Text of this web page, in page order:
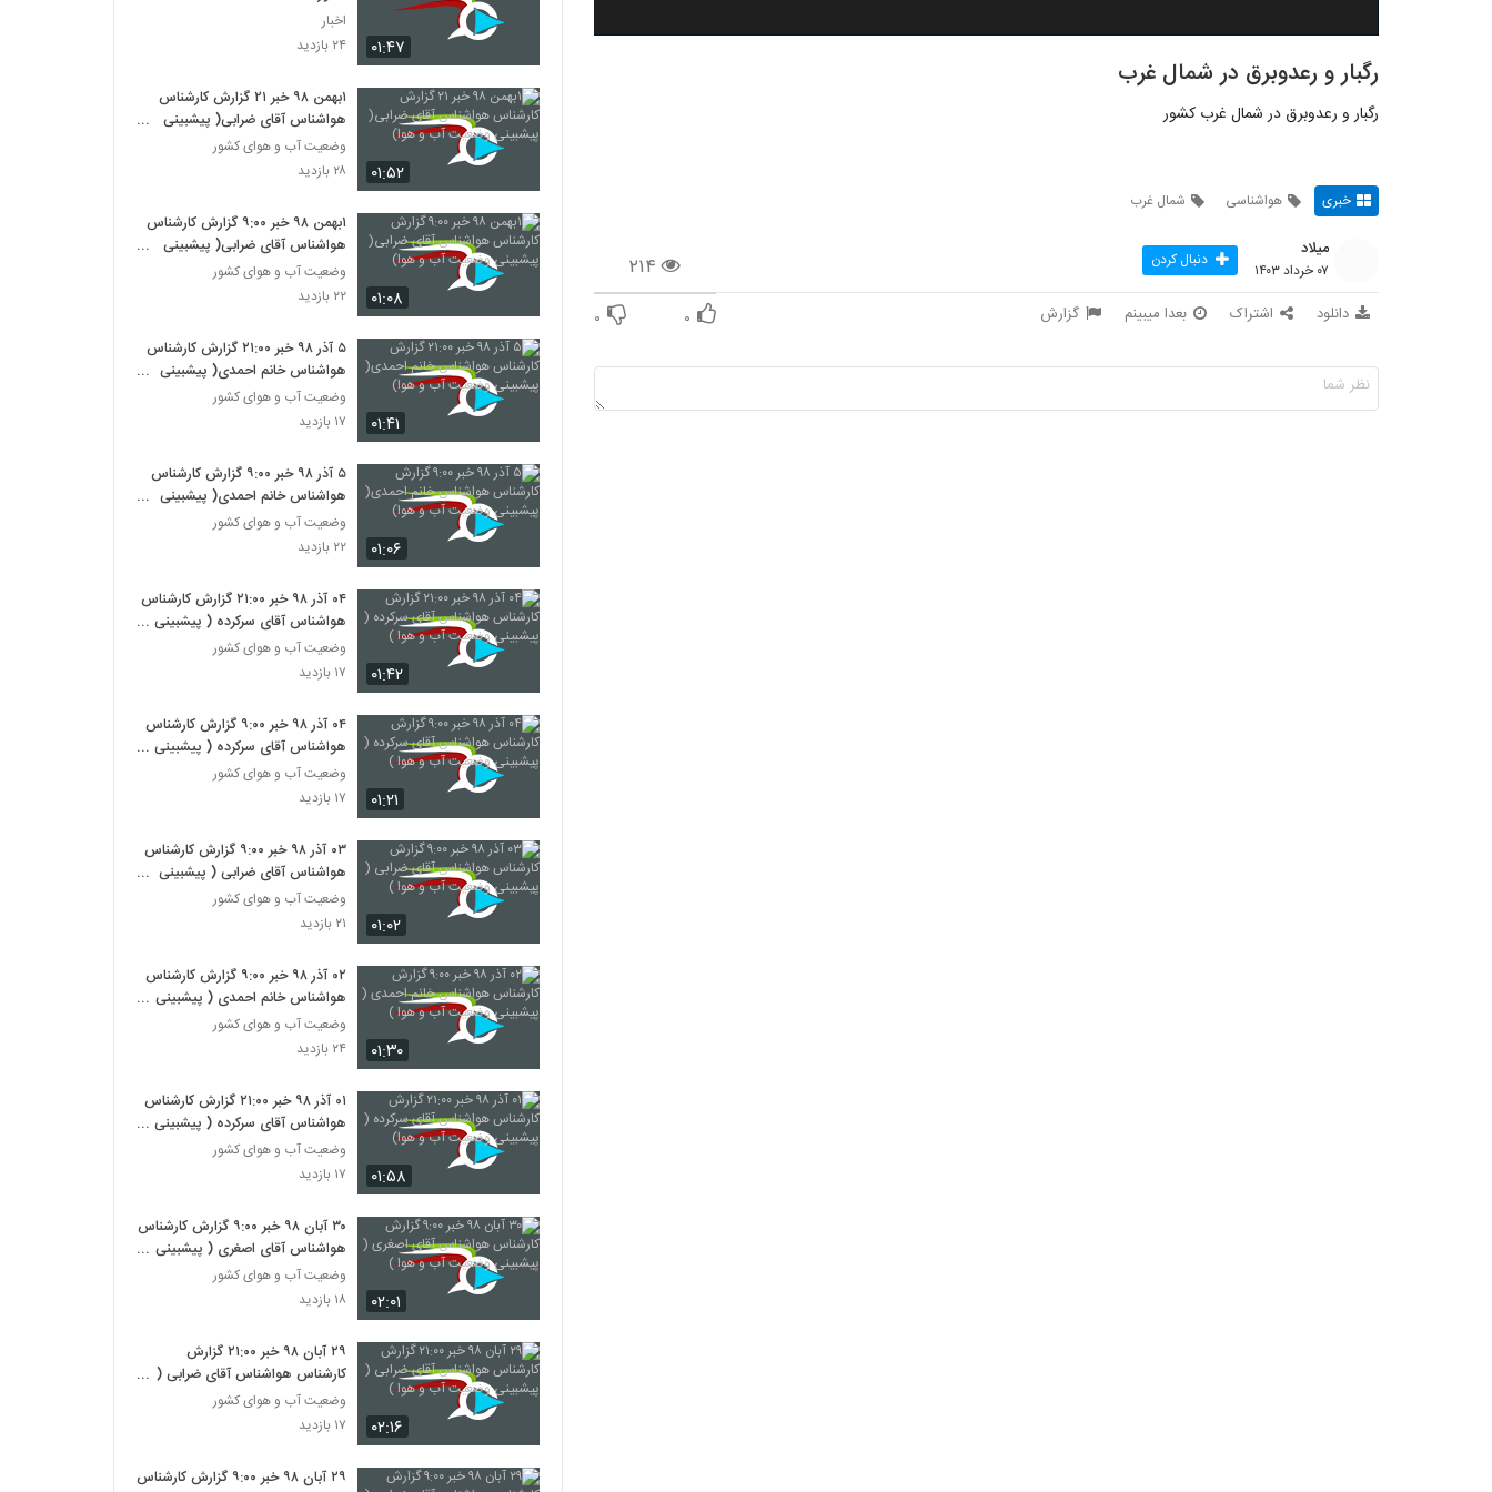
رگبار و رعدوبرق در شمال غرب
رگبار و رعدوبرق در شمال غرب کشور
خبری هواشناسی شمال غرب
۲۱۴
میلاد
۰۷ خرداد ۱۴۰۳ دنبال کردن
دانلود اشتراک بعدا میبینم گزارش ۰ ۰
۰۱:۴۷
اخبار
۲۴ بازدید
۰۱:۵۲
۱بهمن ۹۸ خبر ۲۱ گزارش کارشناس
هواشناس آقای ضرابی( پیشبینی
وضعیت آب و هوا)
وضعیت آب و هوای کشور
۲۸ بازدید
۰۱:۰۸
۱بهمن ۹۸ خبر ۹:۰۰ گزارش کارشناس
هواشناس آقای ضرابی( پیشبینی
وضعیت آب و هوا)
وضعیت آب و هوای کشور
۲۲ بازدید
۰۱:۴۱
۵ آذر ۹۸ خبر ۲۱‍:۰۰ گزارش کارشناس
هواشناس خانم احمدی( پیشبینی
وضعیت آب و هوا)
وضعیت آب و هوای کشور
۱۷ بازدید
۰۱:۰۶
۵ آذر ۹۸ خبر ۹‍:۰۰ گزارش کارشناس
هواشناس خانم احمدی( پیشبینی
وضعیت آب و هوا)
وضعیت آب و هوای کشور
۲۲ بازدید
۰۱:۴۲
۰۴ آذر ۹۸ خبر ۲۱‍:۰۰ گزارش کارشناس
هواشناس آقای سرکرده ( پیشبینی
وضعیت آب و هوا )
وضعیت آب و هوای کشور
۱۷ بازدید
۰۱:۲۱
۰۴ آذر ۹۸ خبر ۹:۰۰ گزارش کارشناس
هواشناس آقای سرکرده ( پیشبینی
وضعیت آب و هوا )
وضعیت آب و هوای کشور
۱۷ بازدید
۰۱:۰۲
۰۳ آذر ۹۸ خبر ۹:۰۰ گزارش کارشناس
هواشناس آقای ضرابی ( پیشبینی
وضعیت آب و هوا )
وضعیت آب و هوای کشور
۲۱ بازدید
۰۱:۳۰
۰۲ آذر ۹۸ خبر ۹:۰۰ گزارش کارشناس
هواشناس خانم احمدی ( پیشبینی
وضعیت آب و هوا )
وضعیت آب و هوای کشور
۲۴ بازدید
۰۱:۵۸
۰۱ آذر ۹۸ خبر ۲۱:۰۰ گزارش کارشناس
هواشناس آقای سرکرده ( پیشبینی
وضعیت آب و هوا)
وضعیت آب و هوای کشور
۱۷ بازدید
۰۲:۰۱
۳۰ آبان ۹۸ خبر ۹:۰۰ گزارش کارشناس
هواشناس آقای اصغری ( پیشبینی
وضعیت آب و هوا )
وضعیت آب و هوای کشور
۱۸ بازدید
۰۲:۱۶
۲۹ آبان ۹۸ خبر ۲۱:۰۰ گزارش
کارشناس هواشناس آقای ضرابی (
پیشبینی وضعیت آب و هوا )
وضعیت آب و هوای کشور
۱۷ بازدید
۲۹ آبان ۹۸ خبر ۹:۰۰ گزارش کارشناس